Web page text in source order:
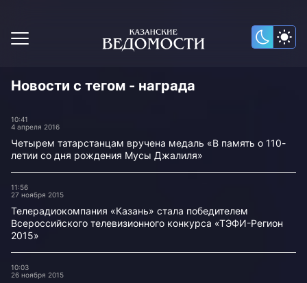
Новости с тегом - награда
10:41
4 апреля 2016
Четырем татарстанцам вручена медаль «В память о 110-
летии со дня рождения Мусы Джалиля»
11:56
27 ноября 2015
Телерадиокомпания «Казань» стала победителем
Всероссийского телевизионного конкурса «ТЭФИ-Регион
2015»
10:03
26 ноября 2015